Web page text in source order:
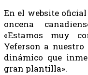
En el website
oncena
«Estamos muy
Yeferson a
dinámico que
gran plantilla».